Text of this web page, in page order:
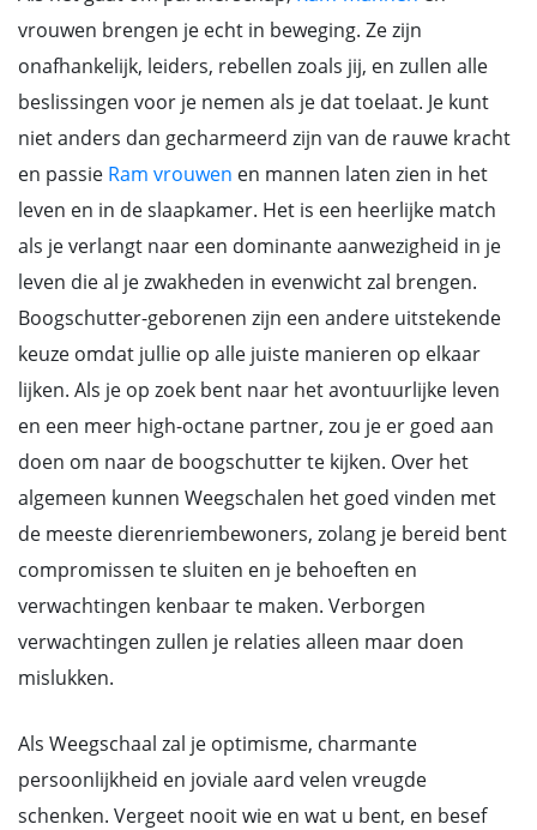
vrouwen brengen je echt in beweging. Ze zijn
onafhankelijk, leiders, rebellen zoals jij, en zullen alle
beslissingen voor je nemen als je dat toelaat. Je kunt
niet anders dan gecharmeerd zijn van de rauwe kracht
en passie Ram vrouwen en mannen laten zien in het
leven en in de slaapkamer. Het is een heerlijke match
als je verlangt naar een dominante aanwezigheid in je
leven die al je zwakheden in evenwicht zal brengen.
Boogschutter-geborenen zijn een andere uitstekende
keuze omdat jullie op alle juiste manieren op elkaar
lijken. Als je op zoek bent naar het avontuurlijke leven
en een meer high-octane partner, zou je er goed aan
doen om naar de boogschutter te kijken. Over het
algemeen kunnen Weegschalen het goed vinden met
de meeste dierenriembewoners, zolang je bereid bent
compromissen te sluiten en je behoeften en
verwachtingen kenbaar te maken. Verborgen
verwachtingen zullen je relaties alleen maar doen
mislukken.
Als Weegschaal zal je optimisme, charmante
persoonlijkheid en joviale aard velen vreugde
schenken. Vergeet nooit wie en wat u bent, en besef